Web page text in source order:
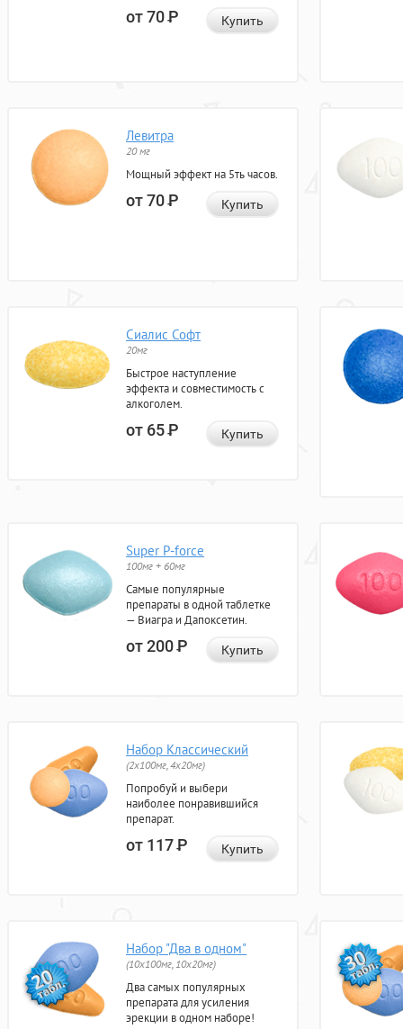
от 70Р Купить
Левитра
20 мг
Мощный эффект на 5ть часов.
от 70Р Купить
Сиалис Софт
20мг
Быстрое наступление
эффекта и совместимость с
алкоголем.
от 65Р Купить
Super P-force
100мг + 60мг
Самые популярные
препараты в одной таблетке
— Виагра и Дапоксетин.
от 200Р Купить
Набор Классический
(2x100мг, 4x20мг)
Попробуй и выбери
наиболее понравившийся
препарат.
от 117Р Купить
Набор "Два в одном"
(10x100мг, 10x20мг)
Два самых популярных
препарата для усиления
эрекции в одном наборе!